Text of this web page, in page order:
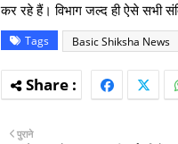
कर रहे हैं। विभाग जल्द ही ऐसे सभी
Tags Basic Shiksha News
पुराने